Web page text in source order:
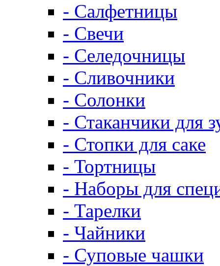
- Салфетницы
- Свечи
- Селедочницы
- Сливочники
- Солонки
- Стаканчики для
- Стопки для саке
- Тортницы
- Наборы для
- Тарелки
- Чайники
- Суповые чашки